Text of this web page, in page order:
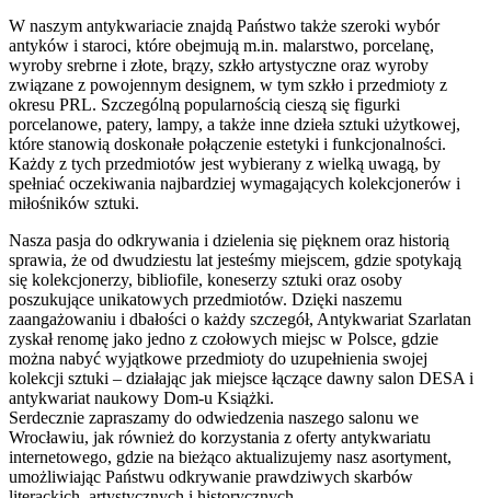
W naszym antykwariacie znajdą Państwo także szeroki wybór
antyków i staroci, które obejmują m.in. malarstwo, porcelanę,
wyroby srebrne i złote, brązy, szkło artystyczne oraz wyroby
związane z powojennym designem, w tym szkło i przedmioty z
okresu PRL. Szczególną popularnością cieszą się figurki
porcelanowe, patery, lampy, a także inne dzieła sztuki użytkowej,
które stanowią doskonałe połączenie estetyki i funkcjonalności.
Każdy z tych przedmiotów jest wybierany z wielką uwagą, by
spełniać oczekiwania najbardziej wymagających kolekcjonerów i
miłośników sztuki.
Nasza pasja do odkrywania i dzielenia się pięknem oraz historią
sprawia, że od dwudziestu lat jesteśmy miejscem, gdzie spotykają
się kolekcjonerzy, bibliofile, koneserzy sztuki oraz osoby
poszukujące unikatowych przedmiotów. Dzięki naszemu
zaangażowaniu i dbałości o każdy szczegół, Antykwariat Szarlatan
zyskał renomę jako jedno z czołowych miejsc w Polsce, gdzie
można nabyć wyjątkowe przedmioty do uzupełnienia swojej
kolekcji sztuki – działając jak miejsce łączące dawny salon DESA i
antykwariat naukowy Dom-u Książki.
Serdecznie zapraszamy do odwiedzenia naszego salonu we
Wrocławiu, jak również do korzystania z oferty antykwariatu
internetowego, gdzie na bieżąco aktualizujemy nasz asortyment,
umożliwiając Państwu odkrywanie prawdziwych skarbów